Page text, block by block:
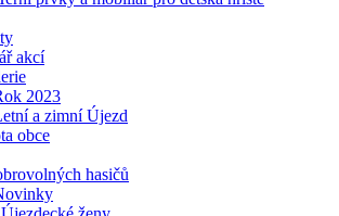
akcí
2023
a zimní Újezd
obce
hasičů